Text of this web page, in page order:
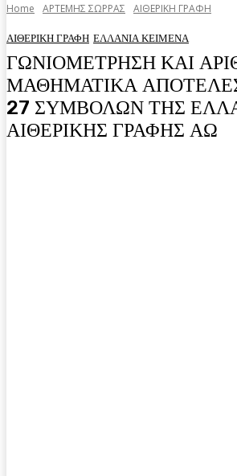
Home ΑΡΤΕΜΗΣ ΣΩΡΡΑΣ ΑΙΘΕΡΙΚΗ ΓΡΑΦΗ
ΑΙΘΕΡΙΚΗ ΓΡΑΦΗ ΕΛΛΑΝΙΑ ΚΕΙΜΕΝΑ
ΓΩΝΙΟΜΕΤΡΗΣΗ ΚΑΙ
ΜΑΘΗΜΑΤΙΚΑ
27 ΣΥΜΒΟΛΩΝ ΤΗΣ
ΑΙΘΕΡΙΚΗΣ ΓΡΑΦΗΣ ΑΩ